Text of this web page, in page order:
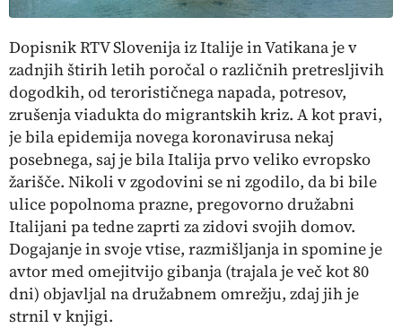
Dopisnik RTV Slovenija iz Italije in Vatikana je v
zadnjih štirih letih poročal o različnih pretresljivih
dogodkih, od terorističnega napada, potresov,
zrušenja viadukta do migrantskih kriz. A kot pravi,
je bila epidemija novega koronavirusa nekaj
posebnega, saj je bila Italija prvo veliko evropsko
žarišče. Nikoli v zgodovini se ni zgodilo, da bi bile
ulice popolnoma prazne, pregovorno družabni
Italijani pa tedne zaprti za zidovi svojih domov.
Dogajanje in svoje vtise, razmišljanja in spomine je
avtor med omejitvijo gibanja (trajala je več kot 80
dni) objavljal na družabnem omrežju, zdaj jih je
strnil v knjigi.